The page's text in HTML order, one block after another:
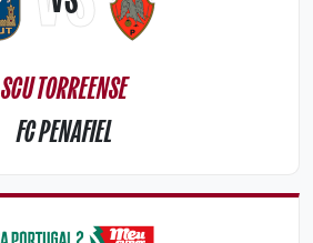
SCU TORREENSE
FC PENAFIEL